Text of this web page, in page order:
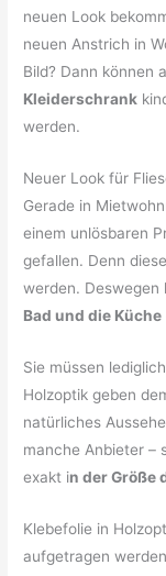
neuen Look
neuen Anstrich in
Bild? Dann können
Kleiderschrank
werden.
Neuer Look für
Gerade in
einem unlösbaren
gefallen. Denn
werden. Deswegen
Bad und die Küche
Sie müssen
Holzoptik geben
natürliches
manche Anbieter –
exakt in der Größe
Klebefolie in
aufgetragen